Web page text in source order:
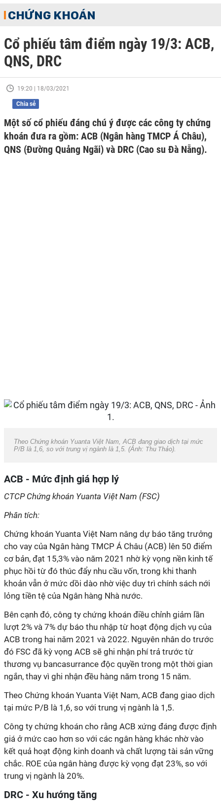
CHỨNG KHOÁN
Cổ phiếu tâm điểm ngày 19/3: ACB,
QNS, DRC
19:20 | 18/03/2021
Chia sẻ
Một số cổ phiếu đáng chú ý được các công ty chứng
khoán đưa ra gồm: ACB (Ngân hàng TMCP Á Châu),
QNS (Đường Quảng Ngãi) và DRC (Cao su Đà Nẵng).
Theo Chứng khoán Yuanta Việt Nam, ACB đang giao dịch tại mức
P/B là 1,6, so với trung vị ngành là 1,5. (Ảnh: Thu Thảo).
ACB - Mức định giá hợp lý
CTCP Chứng khoán Yuanta Việt Nam (FSC)
Phân tích:
Chứng khoán Yuanta Việt Nam nâng dự báo tăng trưởng
cho vay của Ngân hàng TMCP Á Châu (ACB) lên 50 điểm
cơ bản, đạt 15,3% vào năm 2021 nhờ kỳ vọng nền kinh tế
phục hồi từ đó thúc đẩy nhu cầu vốn, trong khi thanh
khoản vẫn ở mức dồi dào nhờ việc duy trì chính sách nới
lỏng tiền tệ của Ngân hàng Nhà nước.
Bên cạnh đó, công ty chứng khoán điều chỉnh giảm lần
lượt 2% và 7% dự báo thu nhập từ hoạt động dịch vụ của
ACB trong hai năm 2021 và 2022. Nguyên nhân do trước
đó FSC đã kỳ vọng ACB sẽ ghi nhận phí trả trước từ
thương vụ bancasurrance độc quyền trong một thời gian
ngắn, thay vì ghi nhận đều hàng năm trong 15 năm.
Theo Chứng khoán Yuanta Việt Nam, ACB đang giao dịch
tại mức P/B là 1,6, so với trung vị ngành là 1,5.
Công ty chứng khoán cho rằng ACB xứng đáng được định
giá ở mức cao hơn so với các ngân hàng khác nhờ vào
kết quả hoạt động kinh doanh và chất lượng tài sản vững
chắc. ROE của ngân hàng được kỳ vọng đạt 23%, so với
trung vị ngành là 20%.
DRC - Xu hướng tăng